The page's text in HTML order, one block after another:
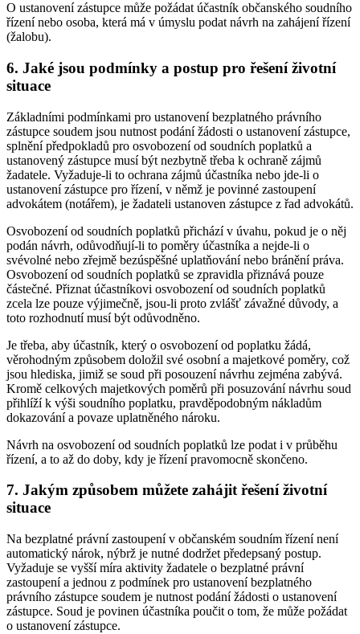
O ustanovení zástupce může požádat účastník občanského soudního
řízení nebo osoba, která má v úmyslu podat návrh na zahájení řízení
(žalobu).
6. Jaké jsou podmínky a postup pro řešení životní
situace
Základními podmínkami pro ustanovení bezplatného právního
zástupce soudem jsou nutnost podání žádosti o ustanovení zástupce,
splnění předpokladů pro osvobození od soudních poplatků a
ustanovený zástupce musí být nezbytně třeba k ochraně zájmů
žadatele. Vyžaduje-li to ochrana zájmů účastníka nebo jde-li o
ustanovení zástupce pro řízení, v němž je povinné zastoupení
advokátem (notářem), je žadateli ustanoven zástupce z řad advokátů.
Osvobození od soudních poplatků přichází v úvahu, pokud je o něj
podán návrh, odůvodňují-li to poměry účastníka a nejde-li o
svévolné nebo zřejmě bezúspěšné uplatňování nebo bránění práva.
Osvobození od soudních poplatků se zpravidla přiznává pouze
částečné. Přiznat účastníkovi osvobození od soudních poplatků
zcela lze pouze výjimečně, jsou-li proto zvlášť závažné důvody, a
toto rozhodnutí musí být odůvodněno.
Je třeba, aby účastník, který o osvobození od poplatku žádá,
věrohodným způsobem doložil své osobní a majetkové poměry, což
jsou hlediska, jimiž se soud při posouzení návrhu zejména zabývá.
Kromě celkových majetkových poměrů při posuzování návrhu soud
přihlíží k výši soudního poplatku, pravděpodobným nákladům
dokazování a povaze uplatněného nároku.
Návrh na osvobození od soudních poplatků lze podat i v průběhu
řízení, a to až do doby, kdy je řízení pravomocně skončeno.
7. Jakým způsobem můžete zahájit řešení životní
situace
Na bezplatné právní zastoupení v občanském soudním řízení není
automatický nárok, nýbrž je nutné dodržet předepsaný postup.
Vyžaduje se vyšší míra aktivity žadatele o bezplatné právní
zastoupení a jednou z podmínek pro ustanovení bezplatného
právního zástupce soudem je nutnost podání žádosti o ustanovení
zástupce. Soud je povinen účastníka poučit o tom, že může požádat
o ustanovení zástupce.